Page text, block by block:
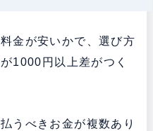
金が安いかで、選び方
1000円以上差がつく
うべきお金が複数あり